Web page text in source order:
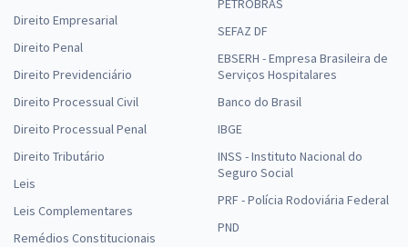
Direito Empresarial
Direito Penal
Direito Previdenciário
Direito Processual Civil
Direito Processual Penal
Direito Tributário
Leis
Leis Complementares
Remédios Constitucionais
PETROBRAS
SEFAZ DF
EBSERH - Empresa Brasileira de
Serviços Hospitalares
Banco do Brasil
IBGE
INSS - Instituto Nacional do
Seguro Social
PRF - Polícia Rodoviária Federal
PND